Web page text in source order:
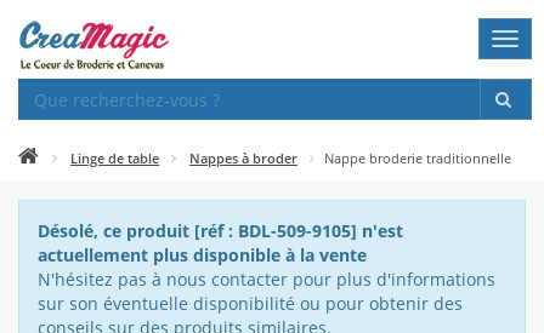
Linge de table Nappes à broder Nappe broderie traditionnelle
Désolé, ce produit [réf : BDL-509-9105] n'est
actuellement plus disponible à la vente
N'hésitez pas à nous contacter pour plus d'informations
sur son éventuelle disponibilité ou pour obtenir des
conseils sur des produits similaires.